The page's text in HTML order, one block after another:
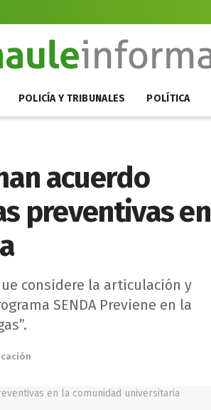
POLICÍA Y TRIBUNALES POLÍTICA
acuerdo
preventivas en
considere la articulación y
SENDA Previene en la